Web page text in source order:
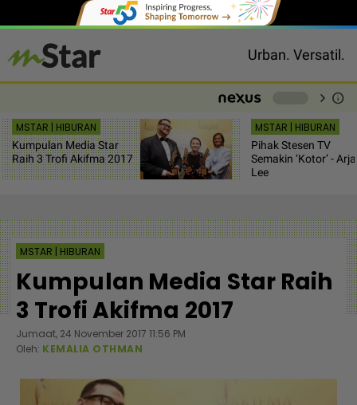
Urban. Versatil.
chevron_right info
MSTAR | HIBURAN
Kumpulan Media Star
Raih 3 Trofi Akifma 2017
MSTAR | HIBURAN
Pihak Stesen TV
Semakin ‘Kotor’ - Arja
Lee
MSTAR | HIBURAN
Kumpulan Media Star Raih
3 Trofi Akifma 2017
Jumaat, 24 November 2017 11:56 PM
Oleh: KEMALIA OTHMAN